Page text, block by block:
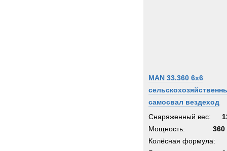
MAN 33.360 6x6
самосвал вездеход
Снаряженный вес:
Мощность:
360
Колёсная формула: